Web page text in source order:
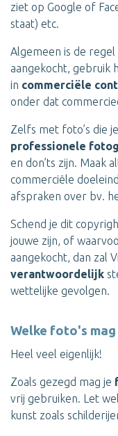
ziet op Google of
staat) etc.
Algemeen is de
aangekocht, gebruik
in commerciële
onder dat
Zelfs met foto’s die
professionele
en don’ts zijn. Maak
commerciële
afspraken over bv.
Schend je dit
jouwe zijn, of
aangekocht, dan zal
verantwoordelijk
wettelijke gevolgen.
Welke foto's mag
Heel veel eigenlijk!
Zoals gezegd mag je
vrij gebruiken. Let
kunst zoals